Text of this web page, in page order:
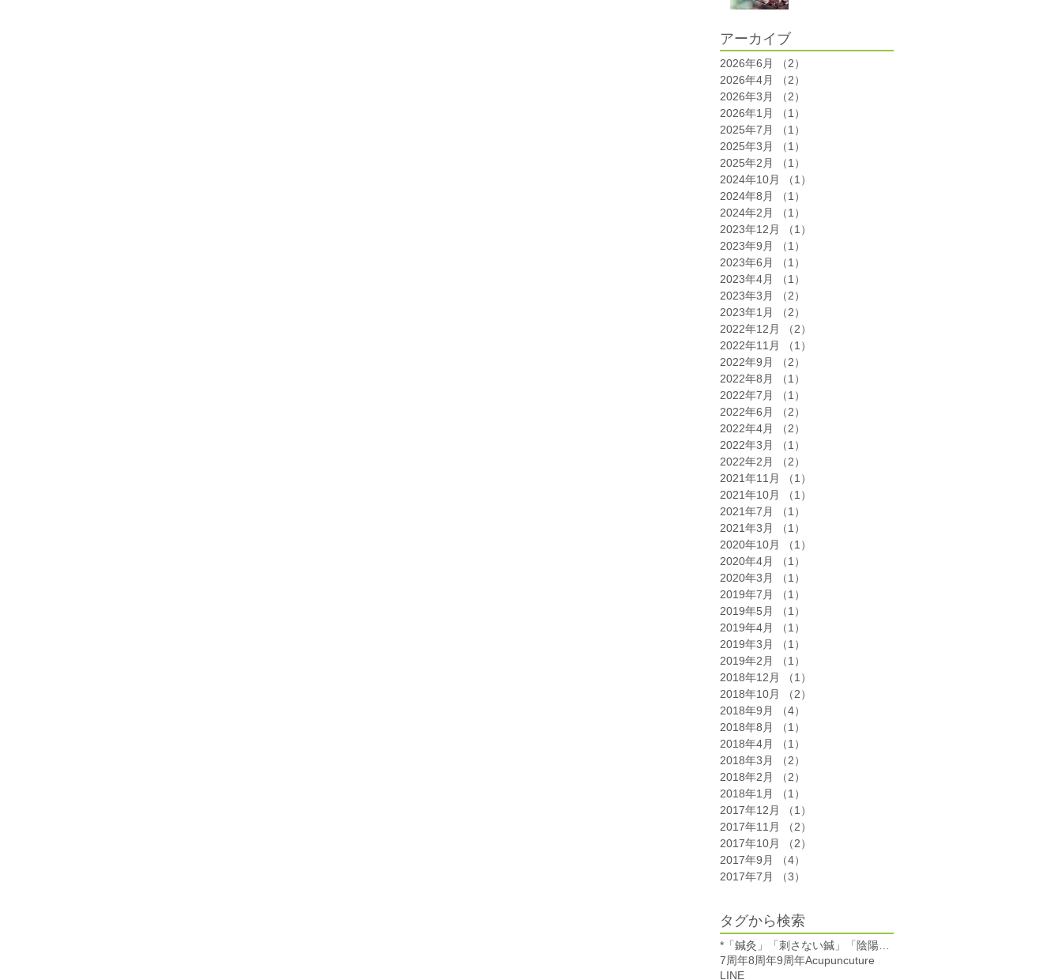
アーカイブ
2026年6月 （2）
2026年4月
（2）
2026年3月
（2）
2026年1月
（1）
2025年7月
（1）
2025年3月
（1）
2025年2月
（1）
2024年10月
（1）
2024年8月
（1）
2024年2月
（1）
2023年12月
（1）
2023年9月
（1）
2023年6月
（1）
2023年4月
（1）
2023年3月
（2）
2023年1月
（2）
2022年12月
（2）
2022年11月
（1）
2022年9月
（2）
2022年8月
（1）
2022年7月
（1）
2022年6月
（2）
2022年4月
（2）
2022年3月
（1）
2022年2月
（2）
2021年11月
（1）
2021年10月
（1）
2021年7月
（1）
2021年3月
（1）
2020年10月
（1）
2020年4月
（1）
2020年3月
（1）
2019年7月
（1）
2019年5月
（1）
2019年4月
（1）
2019年3月
（1）
2019年2月
（1）
2018年12月
（1）
2018年10月
（2）
2018年9月
（4）
2018年8月
（1）
2018年4月
（1）
2018年3月
（2）
2018年2月
（2）
2018年1月
（1）
2017年12月
（1）
2017年11月
（2）
2017年10月
（2）
2017年9月
（4）
2017年7月
（3）
タグから検索
*「鍼灸」「刺さない鍼」「陰陽太極鍼」「自律神経」「肩こり」「腰痛」「不眠」「女性特有の不調」「美容鍼」
7周年8周年9周年Acupuncuture
LINE